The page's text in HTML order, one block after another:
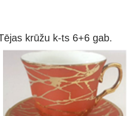
krūžu k-ts 6+6 gab.